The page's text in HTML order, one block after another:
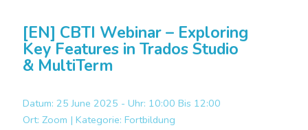
[EN] CBTI Webinar – Exploring
Key Features in Trados Studio
& MultiTerm
Datum: 25 June 2025 - Uhr: 10:00 Bis 12:00
Ort: Zoom | Kategorie: Fortbildung